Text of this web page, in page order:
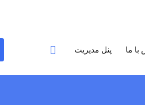
با ما پنل مدیریت